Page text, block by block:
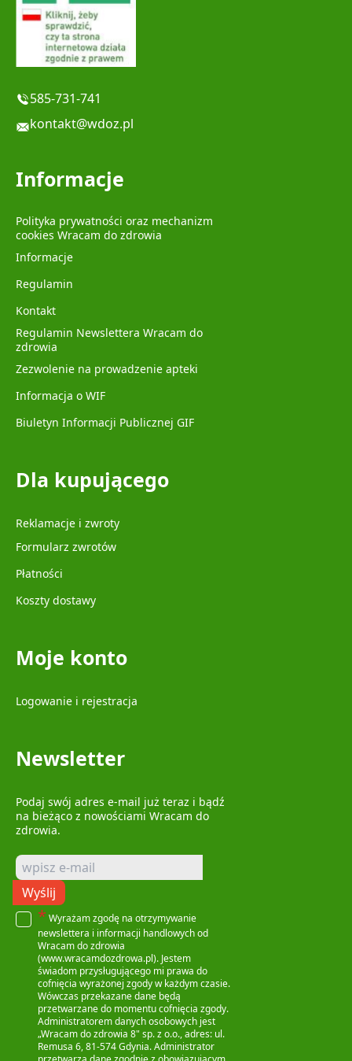
585-731-741
kontakt@wdoz.pl
Informacje
Polityka prywatności oraz mechanizm
cookies Wracam do zdrowia
Informacje
Regulamin
Kontakt
Regulamin Newslettera Wracam do
zdrowia
Zezwolenie na prowadzenie apteki
Informacja o WIF
Biuletyn Informacji Publicznej GIF
Dla kupującego
Reklamacje i zwroty
Formularz zwrotów
Płatności
Koszty dostawy
Moje konto
Logowanie i rejestracja
Newsletter
Podaj swój adres e-mail już teraz i bądź
na bieżąco z nowościami Wracam do
zdrowia.
Wyślij
* Wyrażam zgodę na otrzymywanie
newslettera i informacji handlowych od
Wracam do zdrowia
(www.wracamdozdrowa.pl). Jestem
świadom przysługującego mi prawa do
cofnięcia wyrażonej zgody w każdym czasie.
Wówczas przekazane dane będą
przetwarzane do momentu cofnięcia zgody.
Administratorem danych osobowych jest
„Wracam do zdrowia 8" sp. z o.o., adres: ul.
Remusa 6, 81-574 Gdynia. Administrator